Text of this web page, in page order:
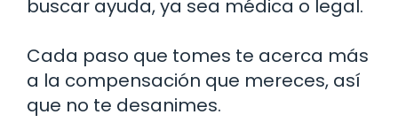
buscar ayuda, ya sea médica o legal.
Cada paso que tomes te acerca más
a la compensación que mereces, así
que no te desanimes.